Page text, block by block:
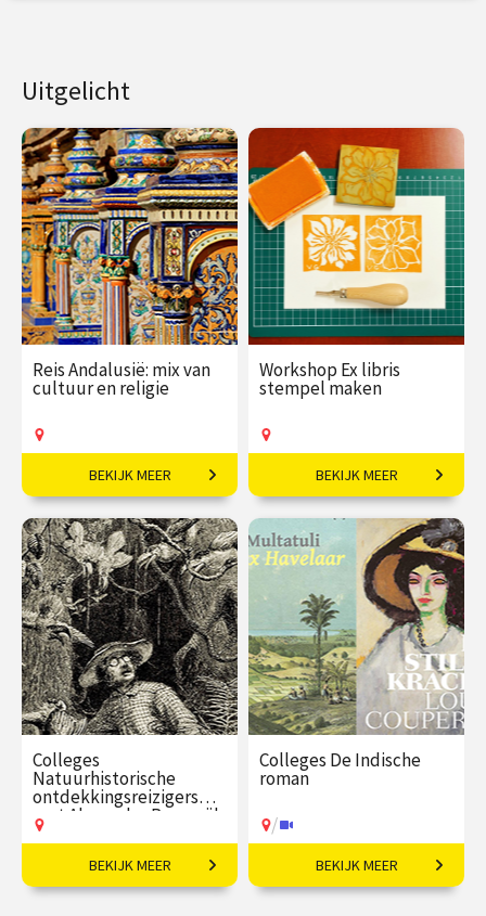
Uitgelicht
Reis Andalusië: mix van
cultuur en religie
7-daagse reis o.l.v. Robert-
Jan Muller.
€ 2395,00
vanaf 02
nov
Op locatie
BEKIJK MEER
Workshop Ex libris
stempel maken
Creëer je eigen literaire
handtekening en
personaliseer je boeken!
€ 89,00
vanaf 16
aug
Op locatie
BEKIJK MEER
Colleges
Natuurhistorische
ontdekkingsreizigers
met Alexander Reeuwijk
In het spoor van de grote
natuurhistorische
BEKIJK MEER
Colleges De Indische
roman
/
Koloniale erfenis in de
moderne Nederlandse
BEKIJK MEER